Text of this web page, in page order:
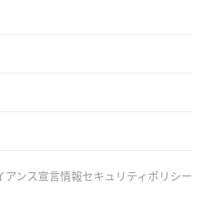
アンス宣言情報セキュリティポリシー